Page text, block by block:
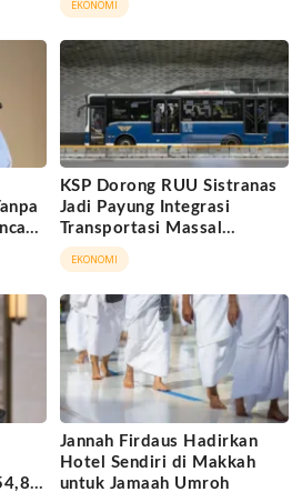
EKONOMI
KSP Dorong RUU Sistranas
Jadi Payung Integrasi
Transportasi Massal
Indonesia
EKONOMI
Jannah Firdaus Hadirkan
Hotel Sendiri di Makkah
untuk Jamaah Umroh